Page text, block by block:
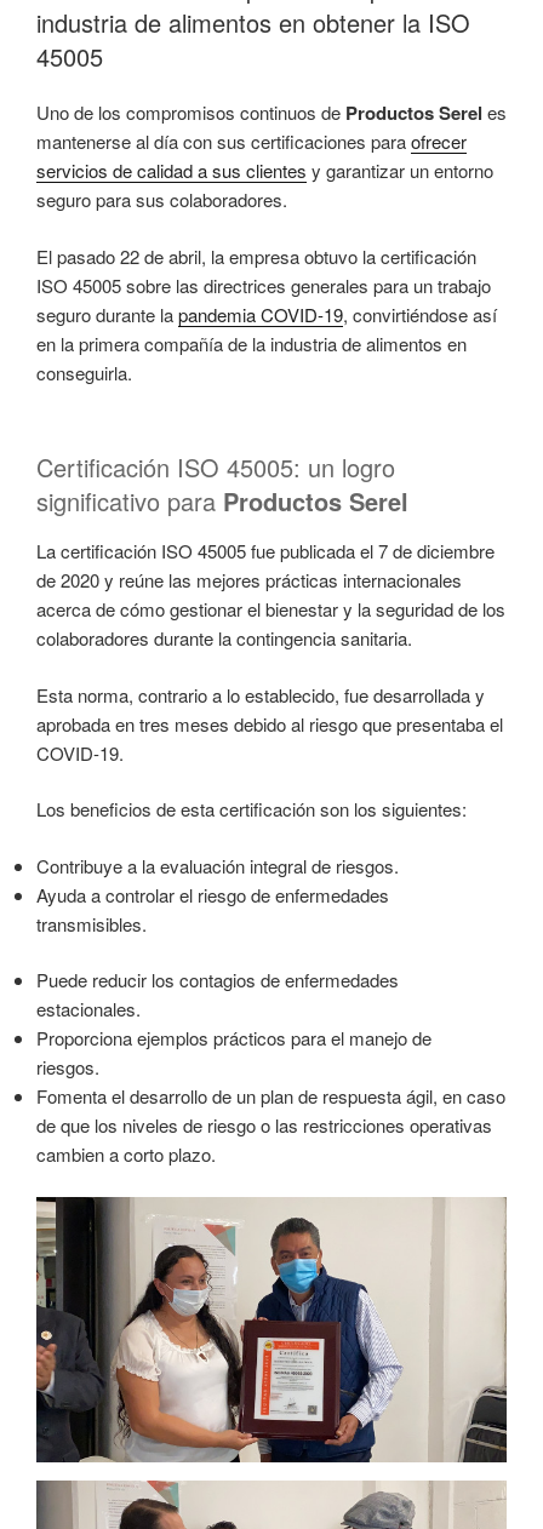
industria de alimentos en obtener la ISO
45005
Uno de los compromisos continuos de Productos Serel es
mantenerse al día con sus certificaciones paraofrecer
servicios de calidad a sus clientes y garantizar un entorno
seguro para sus colaboradores.
El pasado 22 de abril, la empresa obtuvo la certificación
ISO 45005 sobre las directrices generales para un trabajo
seguro durante lapandemia COVID-19, convirtiéndose así
en la primera compañía de la industria de alimentos en
conseguirla.
Certificación ISO 45005: un logro
significativo para Productos Serel
La certificación ISO 45005 fue publicada el 7 de diciembre
de 2020 y reúne las mejores prácticas internacionales
acerca de cómo gestionar el bienestar y la seguridad de los
colaboradores durante la contingencia sanitaria.
Esta norma, contrario a lo establecido, fue desarrollada y
aprobada en tres meses debido al riesgo que presentaba el
COVID-19.
Los beneficios de esta certificación son los siguientes:
Contribuye a la evaluación integral de riesgos.
Ayuda a controlar el riesgo de enfermedades
transmisibles.
Puede reducir los contagios de enfermedades
estacionales.
Proporciona ejemplos prácticos para el manejo de
riesgos.
Fomenta el desarrollo de un plan de respuesta ágil, en caso
de que los niveles de riesgo o las restricciones operativas
cambien a corto plazo.